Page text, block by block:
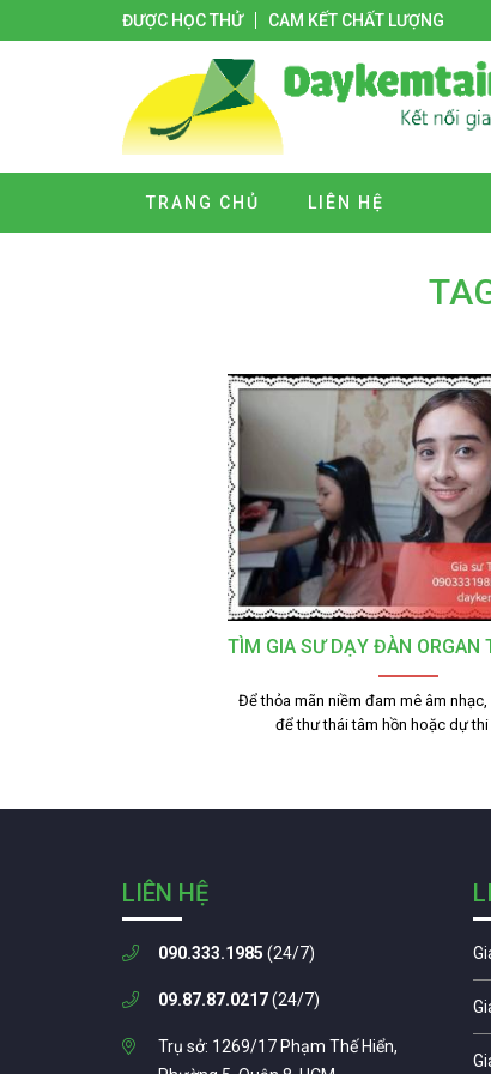
ĐƯỢC HỌC THỬ CAM KẾT CHẤT LƯỢNG
TRANG CHỦ LIÊN HỆ
TÌM GIA SƯ DẠY ĐÀN ORGAN
Để thỏa mãn niềm đam mê âm nhạc,
để thư thái tâm hồn hoặc dự
LIÊN HỆ
090.333.1985 (24/7)
09.87.87.0217(24/7)
Trụ sở: 1269/17 Phạm Thế Hiển,